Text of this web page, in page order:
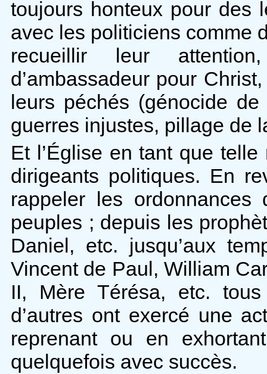
toujours honteux pour des
avec les politiciens comme
recueillir leur
d’ambassadeur pour
leurs péchés (génocide de
guerres injustes, pillage de
Et l’Église en tant que
dirigeants politiques. En
rappeler les
peuples ; depuis les
Daniel, etc. jusqu’aux
Vincent de Paul, William
II, Mère Térésa, etc.
d’autres ont exercé une
reprenant ou en
quelquefois avec succès.